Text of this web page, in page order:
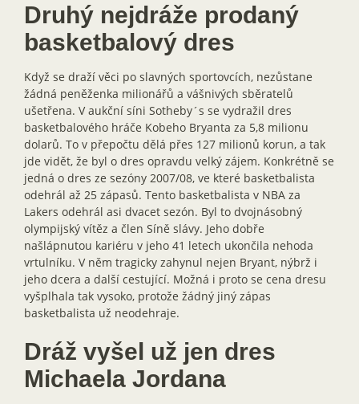
Druhý nejdráže prodaný
basketbalový dres
Když se draží věci po slavných sportovcích, nezůstane
žádná peněženka milionářů a vášnivých sběratelů
ušetřena. V aukční síni Sotheby´s se vydražil dres
basketbalového hráče Kobeho Bryanta za 5,8 milionu
dolarů. To v přepočtu dělá přes 127 milionů korun, a tak
jde vidět, že byl o dres opravdu velký zájem. Konkrétně se
jedná o dres ze sezóny 2007/08, ve které basketbalista
odehrál až 25 zápasů. Tento basketbalista v NBA za
Lakers odehrál asi dvacet sezón. Byl to dvojnásobný
olympijský vítěz a člen Síně slávy. Jeho dobře
našlápnutou kariéru v jeho 41 letech ukončila nehoda
vrtulníku. V něm tragicky zahynul nejen Bryant, nýbrž i
jeho dcera a další cestující. Možná i proto se cena dresu
vyšplhala tak vysoko, protože žádný jiný zápas
basketbalista už neodehraje.
Dráž vyšel už jen dres
Michaela Jordana